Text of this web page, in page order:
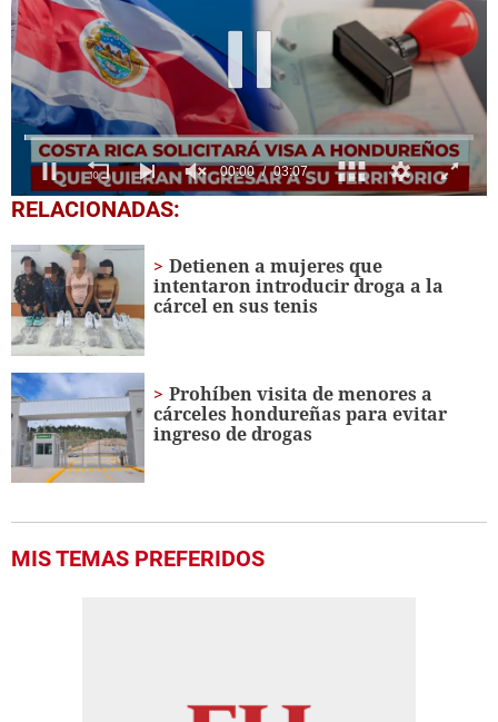
0
seconds
3
minutes,
7
seconds
RELACIONADAS:
Detienen a mujeres que
intentaron introducir droga a la
cárcel en sus tenis
Prohíben visita de menores a
cárceles hondureñas para evitar
ingreso de drogas
MIS TEMAS PREFERIDOS